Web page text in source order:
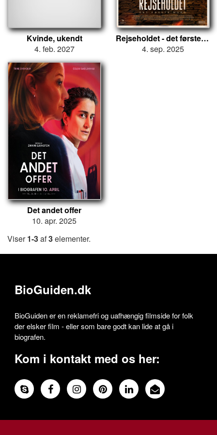
Kvinde, ukendt
4. feb. 2027
Rejseholdet - det første mord
4. sep. 2025
Det andet offer
10. apr. 2025
Viser1-3af3elementer.
BioGuiden.dk
BioGuiden er en reklamefri og uafhængig filmside for folk
der elsker film - eller som bare godt kan lide at gå i
biografen.
Kom i kontakt med os her: